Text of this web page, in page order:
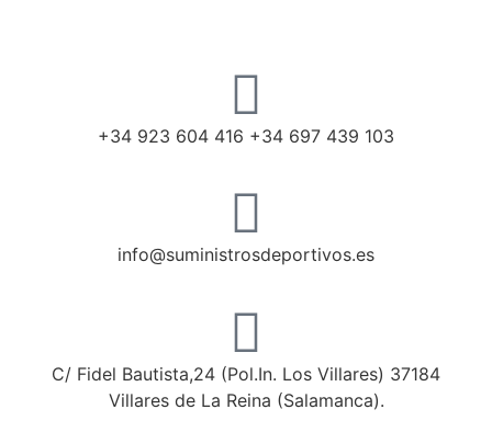
+34 923 604 416 +34 697 439 103
info@suministrosdeportivos.es
C/ Fidel Bautista,24 (Pol.In. Los Villares) 37184
Villares de La Reina (Salamanca).